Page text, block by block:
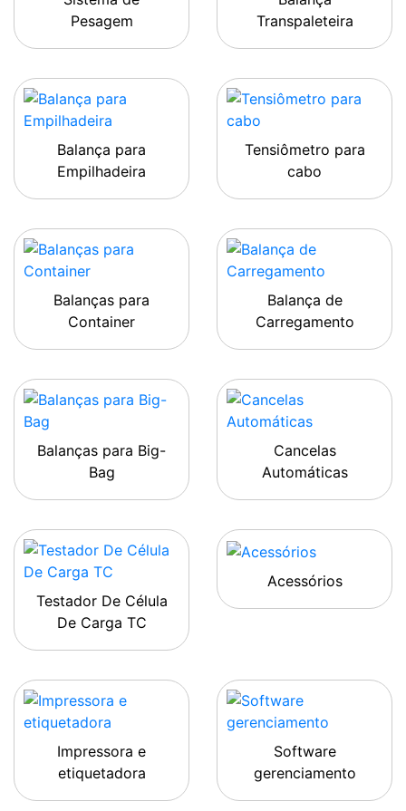
Pesagem
Transpaleteira
Balança para
Empilhadeira
Tensiômetro para
cabo
Balanças para
Container
Balança de
Carregamento
Balanças para Big-
Bag
Cancelas
Automáticas
Testador De Célula
De Carga TC
Acessórios
Impressora e
etiquetadora
Software
gerenciamento